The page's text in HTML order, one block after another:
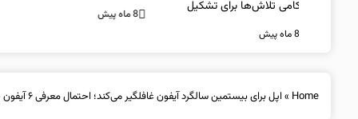
8 ماه پیش
را تایید کرد
Home
» اپل برای بیستمین سالگرد آیفون غافلگیر می‌کند؛ احتمال معرفی ۶ آیفون جدید در سال ۲۰۲۷